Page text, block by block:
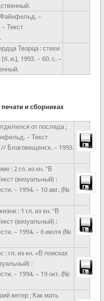
–
Текст
Творца : стихи
и.], 1993. – 60. с. –
и сборниках
от последа ;
– Текст
Благовещенск. – 1993.
: 2 гл. из кн. "В
(визуальный) :
– 1994. – 10 авг. (№
: 1 гл. из кн. "В
(визуальный) :
– 1994. – 6 июля (№
гл. из кн. «В поисках
:
– 1994. – 19 окт. (№
ветер ; Как мать